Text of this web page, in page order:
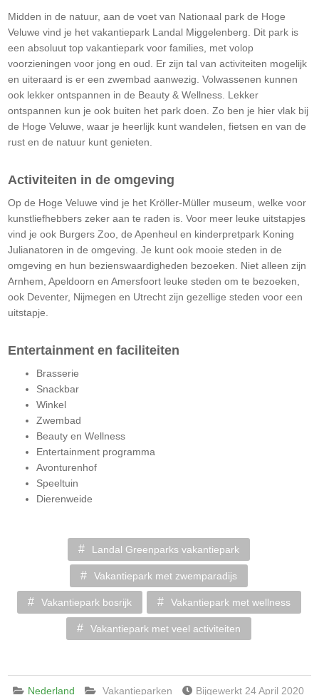
Midden in de natuur, aan de voet van Nationaal park de Hoge
Veluwe vind je het vakantiepark Landal Miggelenberg. Dit park is
een absoluut top vakantiepark voor families, met volop
voorzieningen voor jong en oud. Er zijn tal van activiteiten mogelijk
en uiteraard is er een zwembad aanwezig. Volwassenen kunnen
ook lekker ontspannen in de Beauty & Wellness. Lekker
ontspannen kun je ook buiten het park doen. Zo ben je hier vlak bij
de Hoge Veluwe, waar je heerlijk kunt wandelen, fietsen en van de
rust en de natuur kunt genieten.
Activiteiten in de omgeving
Op de Hoge Veluwe vind je het Kröller-Müller museum, welke voor
kunstliefhebbers zeker aan te raden is. Voor meer leuke uitstapjes
vind je ook Burgers Zoo, de Apenheul en kinderpretpark Koning
Julianatoren in de omgeving. Je kunt ook mooie steden in de
omgeving en hun bezienswaardigheden bezoeken. Niet alleen zijn
Arnhem, Apeldoorn en Amersfoort leuke steden om te bezoeken,
ook Deventer, Nijmegen en Utrecht zijn gezellige steden voor een
uitstapje.
Entertainment en faciliteiten
Brasserie
Snackbar
Winkel
Zwembad
Beauty en Wellness
Entertainment programma
Avonturenhof
Speeltuin
Dierenweide
Landal Greenparks vakantiepark
Vakantiepark met zwemparadijs
Vakantiepark bosrijk Vakantiepark met wellness
Vakantiepark met veel activiteiten
Nederland Vakantieparken
Bijgewerkt 24 April 2020